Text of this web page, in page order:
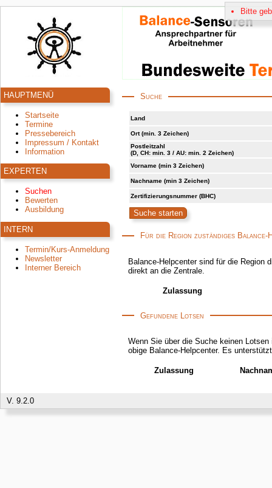
Bitte
HAUPTMENÜ
Startseite
Termine
Pressebereich
Impressum / Kontakt
Information
EXPERTEN
Suchen
Bewerten
Ausbildung
INTERN
Termin/Kurs-Anmeldung
Newsletter
Interner Bereich
Suche
Land
Ort (min. 3 Zeichen)
Postleitzahl
(D, CH: min. 3 / AU: min. 2 Zeichen)
Vorname (min 3 Zeichen)
Nachname (min 3 Zeichen)
Zertifizierungsnummer (BHC)
Für die Region zuständiges Balance-
Balance-Helpcenter sind für die Region
direkt an die Zentrale.
Zulassung
Gefundene Lotsen
Wenn Sie über die Suche keinen
obige Balance-Helpcenter. Es
Zulassung
V. 9.2.0